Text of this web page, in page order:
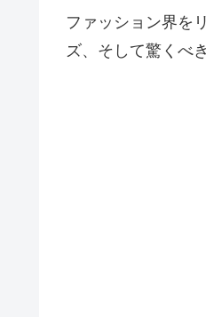
ファッション界を
ズ、そして驚くべ